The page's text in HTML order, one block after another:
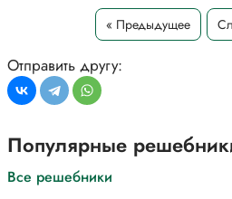
« Предыдущее
Отправить другу:
Популярные
Все решебники